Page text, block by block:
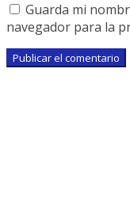
Guarda mi
navegador para la